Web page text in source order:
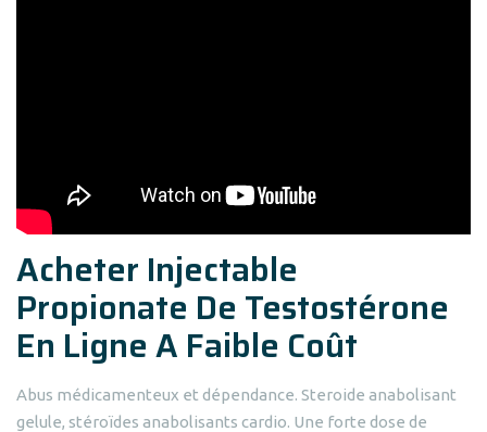
Acheter Injectable
Propionate De Testostérone
En Ligne A Faible Coût
Abus médicamenteux et dépendance. Steroide anabolisant
gelule, stéroïdes anabolisants cardio. Une forte dose de